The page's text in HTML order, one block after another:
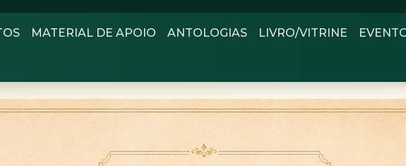
MATERIAL DE APOIO ANTOLOGIAS LIVRO/VITRINE